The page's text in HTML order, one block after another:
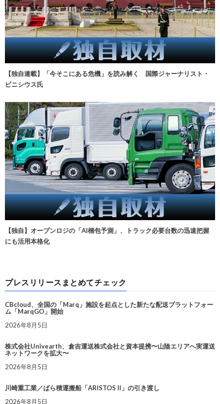
【独自連載】「今そこにある危機」を読み解く 国際ジャーナリスト・
ビニシウス氏
【独自】オープンロジの「AI梱包予測」、トラック必要台数の迅速把握
にも活用本格化
プレスリリースまとめてチェック
CBcloud、全国の「Marq」施設を起点とした新たな配送プラットフォー
ム「MarqGO」開始
2026年8月5日
株式会社Univearth、倉吉運送株式会社と資本提携〜山陰エリアへ実運送
ネットワークを拡大〜
2026年8月5日
川崎重工業／ばら積運搬船「ARISTOS II」の引き渡し
2026年8月5日